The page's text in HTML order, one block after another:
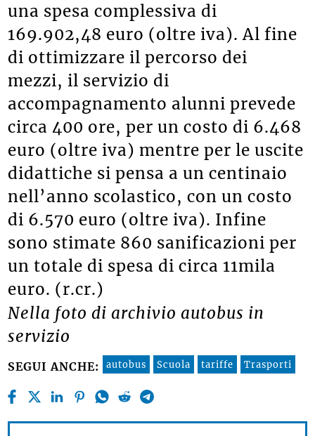
una spesa complessiva di
169.902,48 euro (oltre iva). Al fine
di ottimizzare il percorso dei
mezzi, il servizio di
accompagnamento alunni prevede
circa 400 ore, per un costo di 6.468
euro (oltre iva) mentre per le uscite
didattiche si pensa a un centinaio
nell’anno scolastico, con un costo
di 6.570 euro (oltre iva). Infine
sono stimate 860 sanificazioni per
un totale di spesa di circa 11mila
euro. (r.cr.)
Nella foto di archivio autobus in
servizio
SEGUI ANCHE: autobus Scuola tariffe Trasporti